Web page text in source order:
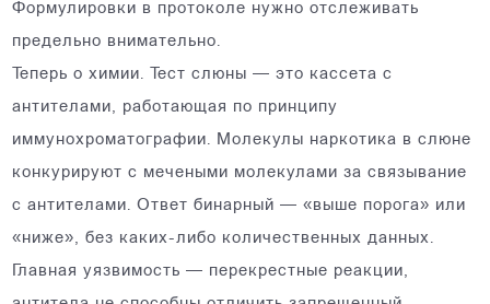
Формулировки в протоколе нужно отслеживать
предельно внимательно.
Теперь о химии. Тест слюны — это кассета с
антителами, работающая по принципу
иммунохроматографии. Молекулы наркотика в слюне
конкурируют с мечеными молекулами за связывание
с антителами. Ответ бинарный — «выше порога» или
«ниже», без каких-либо количественных данных.
Главная уязвимость — перекрестные реакции,